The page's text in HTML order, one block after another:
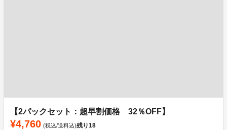
【2パックセット：超早割価格 32％OFF】
¥4,760 (税込/送料込)残り18